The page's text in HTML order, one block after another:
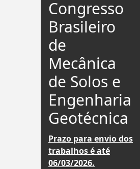
Congresso
Brasileiro
de
Mecânica
de Solos e
Engenharia
Geotécnica
Prazo para envio dos
trabalhos é até
06/03/2026.